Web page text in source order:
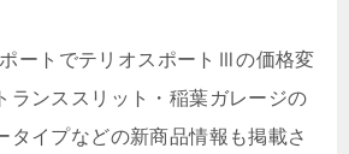
ートでテリオスポートⅢの価格変
ランススリット・稲葉ガレージの
タイプなどの新商品情報も掲載さ